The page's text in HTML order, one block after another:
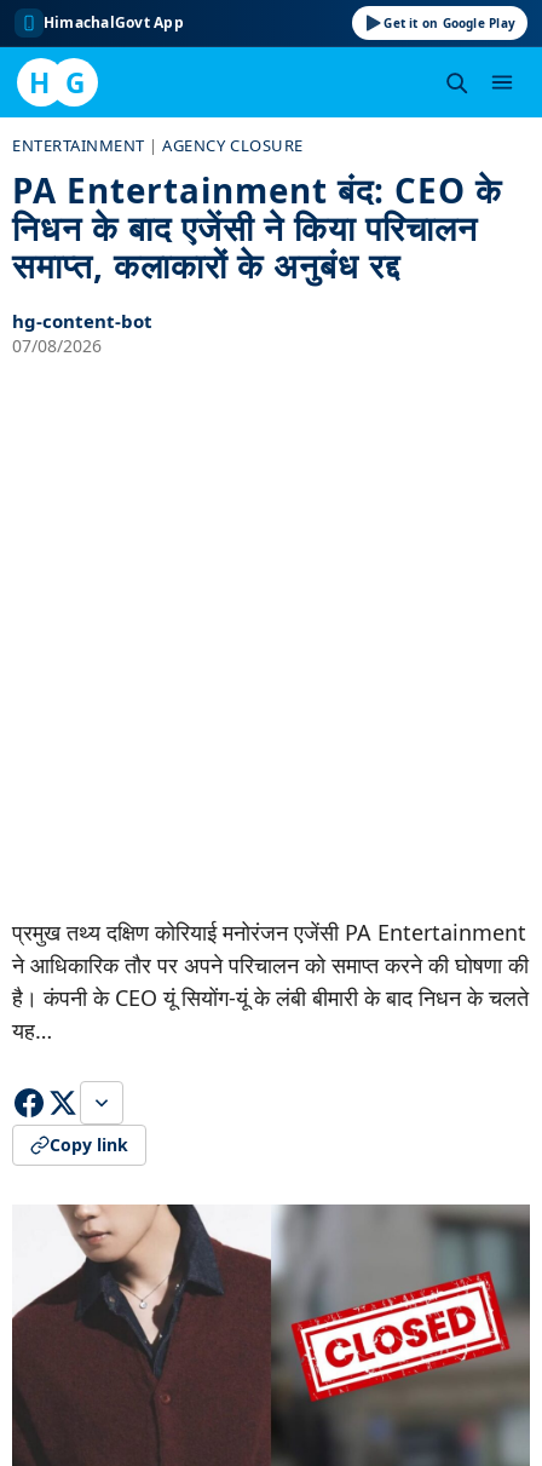
HimachalGovt App Get it on Google Play
H G
content
ENTERTAINMENT |AGENCY CLOSURE
PA Entertainment बंद: CEO के
निधन के बाद एजेंसी ने किया परिचालन
समाप्त, कलाकारों के अनुबंध रद्द
hg-content-bot
07/08/2026
प्रमुख तथ्य दक्षिण कोरियाई मनोरंजन एजेंसी PA Entertainment
ने आधिकारिक तौर पर अपने परिचालन को समाप्त करने की घोषणा की
है। कंपनी के CEO यूं सियोंग-यूं के लंबी बीमारी के बाद निधन के चलते
यह…
Copy link